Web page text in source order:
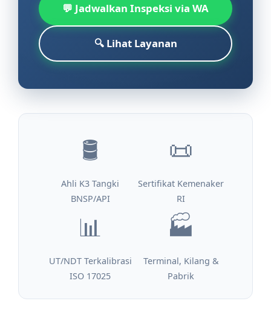
💬 Jadwalkan Inspeksi via WA
🔍 Lihat Layanan
🛢️
Ahli K3 Tangki
BNSP/API
📜
Sertifikat Kemenaker
RI
📊
UT/NDT Terkalibrasi
ISO 17025
🏭
Terminal, Kilang &
Pabrik